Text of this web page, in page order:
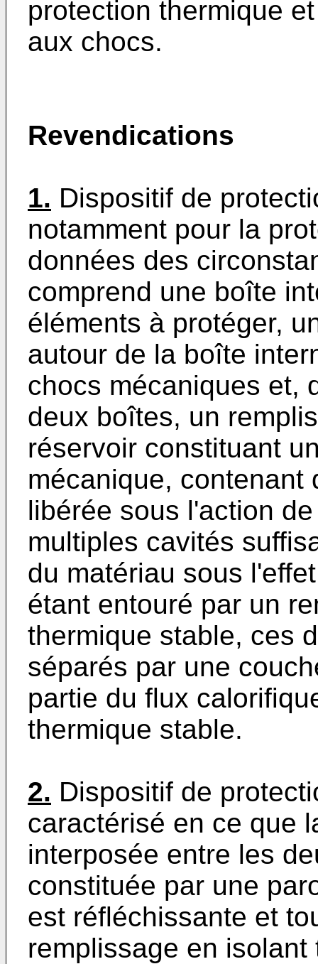
protection thermique
aux chocs.
Revendications
1. Dispositif de
notamment pour la
données des
comprend une boîte
éléments à protéger,
autour de la boîte
chocs mécaniques et,
deux boîtes, un
réservoir constituant
mécanique, contenant
libérée sous l'action
multiples cavités
du matériau sous
étant entouré par un
thermique stable, ces
séparés par une
partie du flux
thermique stable.
2. Dispositif de
caractérisé en ce que
interposée entre les
constituée par une
est réfléchissante et
remplissage en